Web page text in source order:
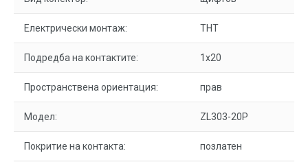
Електрически монтаж: THT
Подредба на контактите: 1x20
Пространствена ориентация: прав
Модел: ZL303-20P
Покритие на контакта: позлатен